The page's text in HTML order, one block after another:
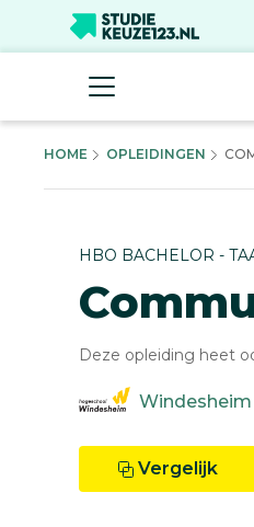
HOME OPLEIDINGEN
HBO BACHELOR -
Deze opleiding heet
Windesheim
Vergelijk